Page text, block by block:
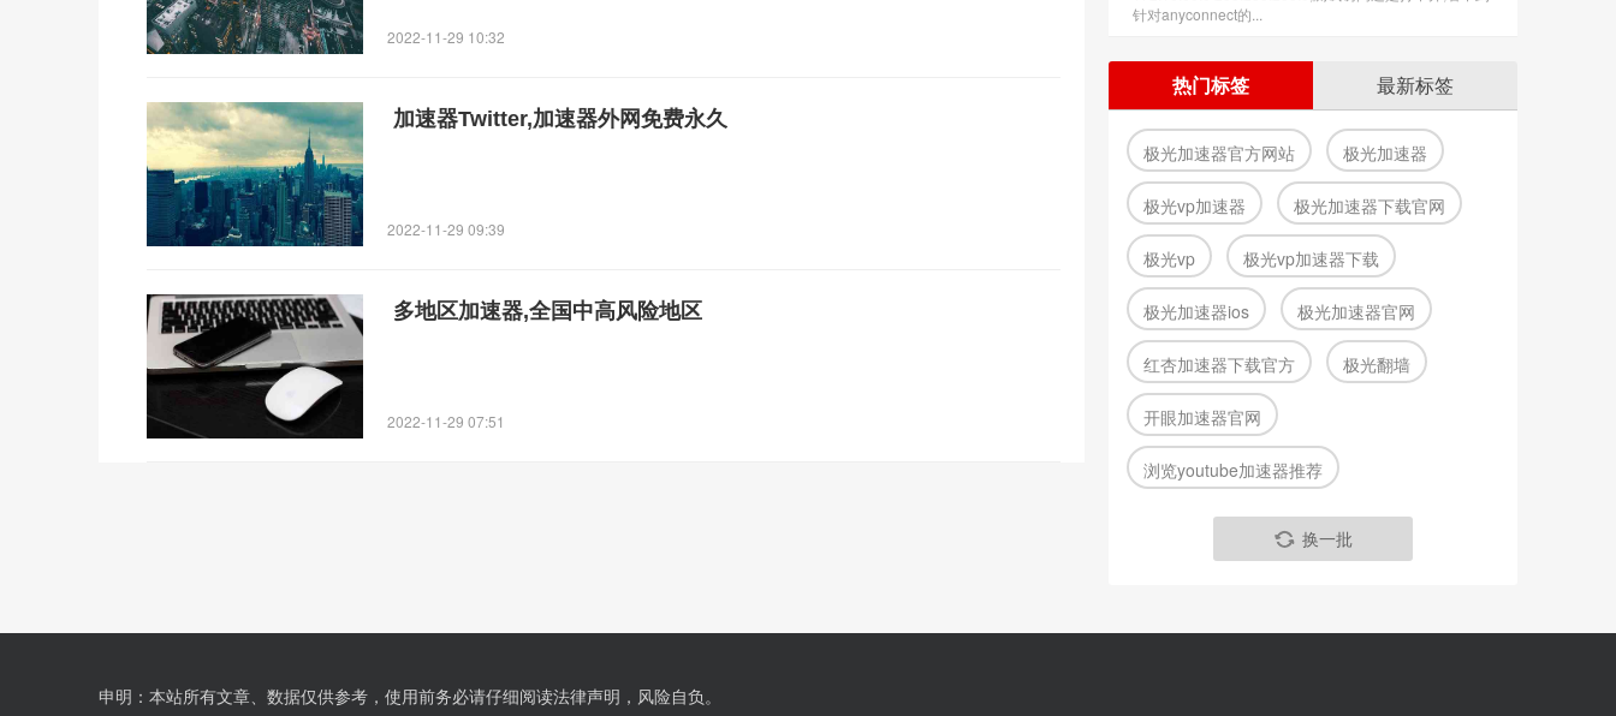
2022-11-29 10:32
加速器Twitter,加速器外网免费永久
2022-11-29 09:39
多地区加速器,全国中高风险地区
2022-11-29 07:51
针对anyconnect的...
热门标签 最新标签
极光加速器官方网站 极光加速器
极光vp加速器 极光加速器下载官网
极光vp 极光vp加速器下载
极光加速器ios 极光加速器官网
红杏加速器下载官方 极光翻墙
开眼加速器官网
浏览youtube加速器推荐
换一批
申明：本站所有文章、数据仅供参考，使用前务必请仔细阅读法律声明，风险自负。